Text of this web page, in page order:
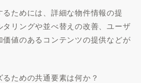
ためには、詳細な物件情報の提
リングや並べ替えの改善、ユーザ
価値のあるコンテンツの提供などが
ための共通要素は何か？